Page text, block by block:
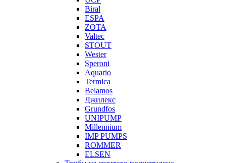
Biral
ESPA
ZOTA
Valtec
STOUT
Wester
Speroni
Aquario
Termica
Belamos
Джилекс
Grundfos
UNIPUMP
Millennium
IMP PUMPS
ROMMER
ELSEN